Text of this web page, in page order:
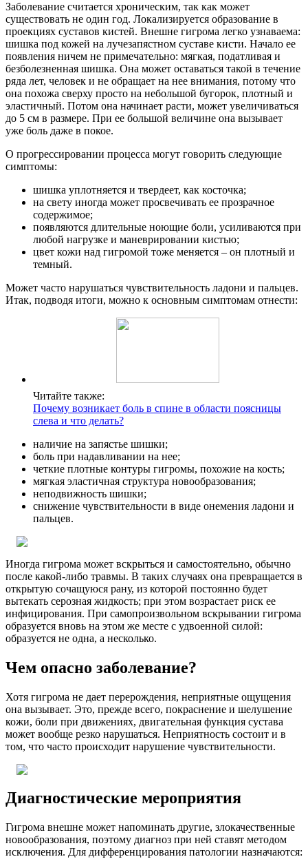
Заболевание считается хроническим, так как может
существовать не один год. Локализируется образование в
проекциях суставов кистей. Внешне гигрома легко узнаваема:
шишка под кожей на лучезапястном суставе кисти. Начало ее
появления ничем не примечательно: мягкая, податливая и
безболезненная шишка. Она может оставаться такой в течение
ряда лет, человек и не обращает на нее внимания, потому что
она похожа сверху просто на небольшой бугорок, плотный и
эластичный. Потом она начинает расти, может увеличиваться
до 5 см в размере. При ее большой величине она вызывает
уже боль даже в покое.
О прогрессировании процесса могут говорить следующие
симптомы:
шишка уплотняется и твердеет, как косточка;
на свету иногда может просвечивать ее прозрачное
содержимое;
появляются длительные ноющие боли, усиливаются при
любой нагрузке и маневрировании кистью;
цвет кожи над гигромой тоже меняется – он плотный и
темный.
Может часто нарушаться чувствительность ладони и пальцев.
Итак, подводя итоги, можно к основным симптомам отнести:
Читайте также:
Почему возникает боль в спине в области поясницы
слева и что делать?
наличие на запястье шишки;
боль при надавливании на нее;
четкие плотные контуры гигромы, похожие на кость;
мягкая эластичная структура новообразования;
неподвижность шишки;
снижение чувствительности в виде онемения ладони и
пальцев.
Иногда гигрома может вскрыться и самостоятельно, обычно
после какой-либо травмы. В таких случаях она превращается в
открытую сочащуюся рану, из которой постоянно будет
вытекать серозная жидкость; при этом возрастает риск ее
инфицирования. При самопроизвольном вскрывании гигрома
образуется вновь на этом же месте с удвоенной силой:
образуется не одна, а несколько.
Чем опасно заболевание?
Хотя гигрома не дает перерождения, неприятные ощущения
она вызывает. Это, прежде всего, покраснение и шелушение
кожи, боли при движениях, двигательная функция сустава
может вообще резко нарушаться. Неприятность состоит и в
том, что часто происходит нарушение чувствительности.
Диагностические мероприятия
Гигрома внешне может напоминать другие, злокачественные
новообразования, поэтому диагноз при ней ставят методом
исключения. Для дифференцирования патологии назначаются: